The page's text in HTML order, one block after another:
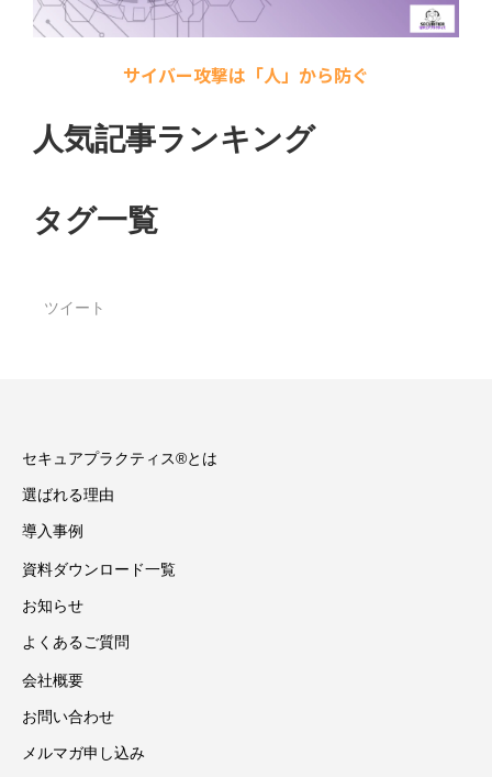
サイバー攻撃は「人」から防ぐ
人気記事ランキング
タグ一覧
ツイート
セキュアプラクティス®とは
選ばれる理由
導入事例
資料ダウンロード一覧
お知らせ
よくあるご質問
会社概要
お問い合わせ
メルマガ申し込み